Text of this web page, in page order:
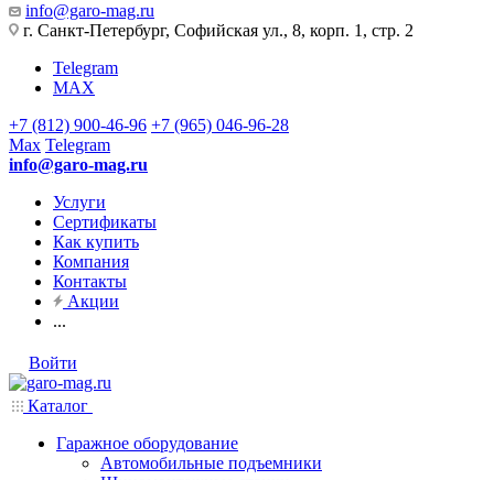
info@garo-mag.ru
г. Санкт-Петербург, Софийская ул., 8, корп. 1, стр. 2
Telegram
MAX
+7 (812) 900-46-96 +7 (965) 046-96-28
Max Telegram
info@garo-mag.ru
Услуги
Сертификаты
Как купить
Компания
Контакты
Акции
...
Войти
Каталог
Гаражное оборудование
Автомобильные подъемники